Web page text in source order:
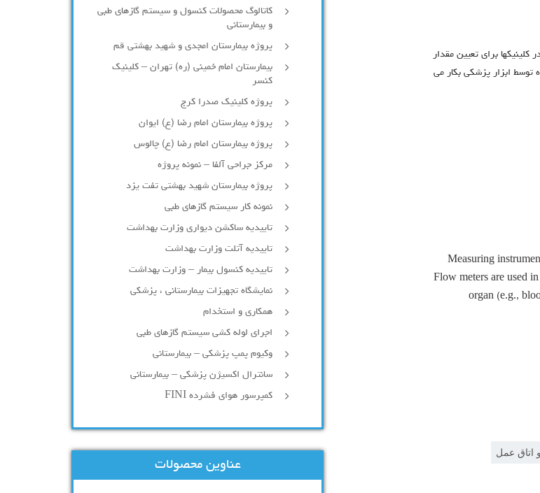
برای تعیین مقدار
توسط ابزار پزشکی بکار می
Measuring
Flow meters are used
organ (e.g.,
اتاق عمل
کاتالوگ محصولات کنسول و سیستم گازهای طبی
و بیمارستانی
پروژه بیمارستان امجدی و شهید بهشتی قم
بیمارستان امام خمینی (ره) تهران – کلینیک
کنسر
پروژه کلینیک صدرا کرج
پروژه بیمارستان امام رضا (ع) ایوان
پروژه بیمارستان امام رضا (ع) چالوس
مرکز جراحی آلفا – نمونه پروژه
پروژه بیمارستان شهید بهشتی تفت یزد
نمونه کار سیستم گازهای طبی
تاییدیه ساکشن دیواری وزارت بهداشت
تاییدیه آتلت وزارت بهداشت
تاییدیه کنسول بیمار – وزارت بهداشت
نمایشگاه تجهیزات بیمارستانی ، پزشکی
همکاری و استخدام
اجرای لوله کشی سیستم گازهای طبی
وکیوم پمپ پزشکی – بیمارستانی
سانترال اکسیژن پزشکی – بیمارستانی
کمپرسور هوای فشرده FINI
عناوین محصولات